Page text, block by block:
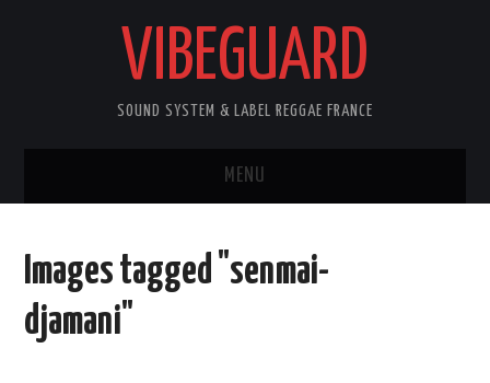
VIBEGUARD
SOUND SYSTEM & LABEL REGGAE FRANCE
MENU
NEWS
CONCERTS
Images tagged "senmai-
djamani"